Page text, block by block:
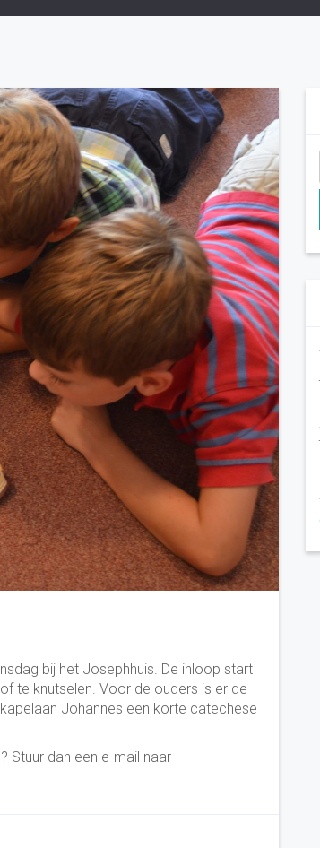
bij het Josephhuis. De inloop start
te knutselen. Voor de ouders is er de
Johannes een korte catechese
Stuur dan een e-mail naar